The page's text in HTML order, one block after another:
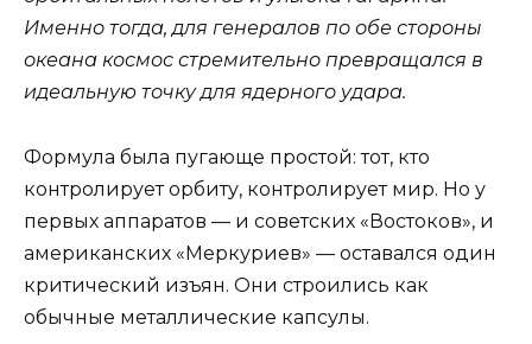
Именно тогда, для генералов по обе стороны
океана космос стремительно превращался в
идеальную точку для ядерного удара.
Формула была пугающе простой: тот, кто
контролирует орбиту, контролирует мир. Но у
первых аппаратов — и советских «Востоков», и
американских «Меркуриев» — оставался один
критический изъян. Они строились как
обычные металлические капсулы.